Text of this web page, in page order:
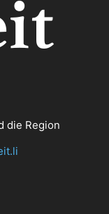
die Region